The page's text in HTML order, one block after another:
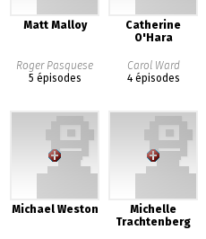
Matt Malloy
Roger Pasquese
5 épisodes
Catherine
O'Hara
Carol Ward
4 épisodes
Michael Weston
Michelle
Trachtenberg